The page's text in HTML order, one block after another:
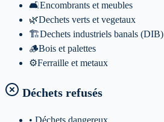
🛋️Encombrants et meubles
🌿Dechets verts et vegetaux
🏗️Dechets industriels banals (DIB)
🪵Bois et palettes
⚙️Ferraille et metaux
Déchets refusés
• Déchets dangereux